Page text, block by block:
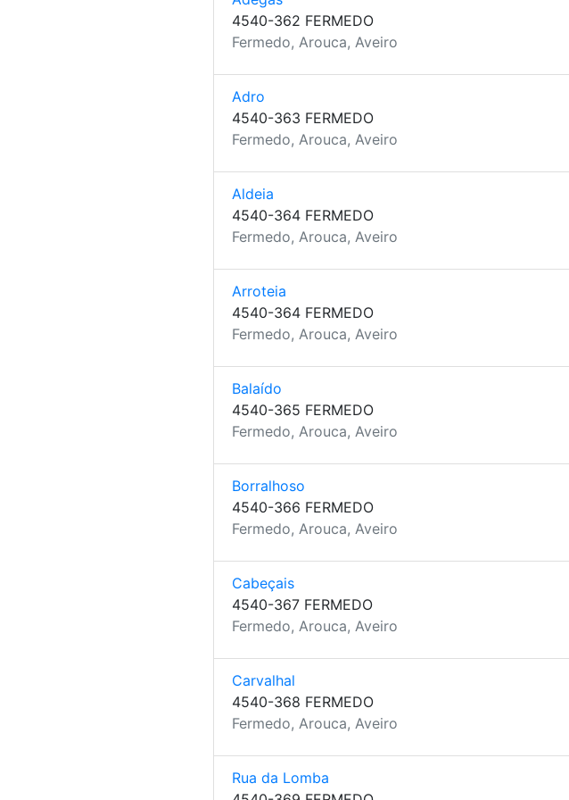
4540-362 FERMEDO
Fermedo, Arouca, Aveiro
Adro
4540-363 FERMEDO
Fermedo, Arouca, Aveiro
Aldeia
4540-364 FERMEDO
Fermedo, Arouca, Aveiro
Arroteia
4540-364 FERMEDO
Fermedo, Arouca, Aveiro
Balaído
4540-365 FERMEDO
Fermedo, Arouca, Aveiro
Borralhoso
4540-366 FERMEDO
Fermedo, Arouca, Aveiro
Cabeçais
4540-367 FERMEDO
Fermedo, Arouca, Aveiro
Carvalhal
4540-368 FERMEDO
Fermedo, Arouca, Aveiro
Rua da Lomba